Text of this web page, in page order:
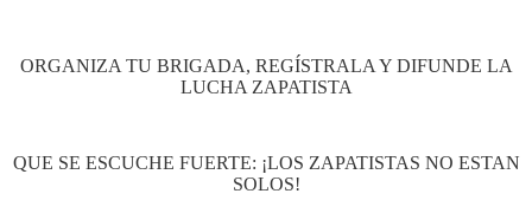
ORGANIZA TU BRIGADA, REGÍSTRALA Y DIFUNDE LA
LUCHA ZAPATISTA
QUE SE ESCUCHE FUERTE: ¡LOS ZAPATISTAS NO ESTAN
SOLOS!